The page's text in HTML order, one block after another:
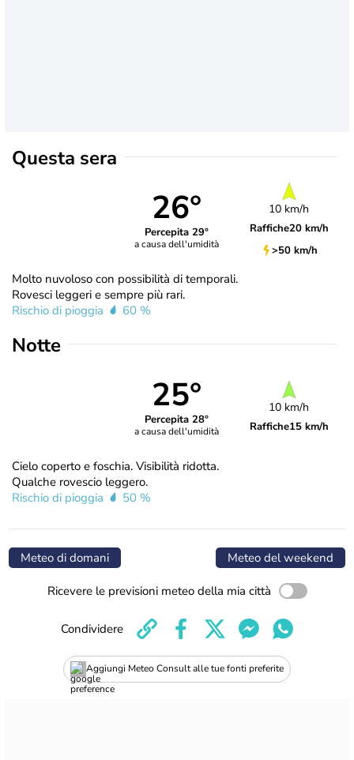
Questa sera
26°
Percepita 29°
a causa dell'umidità
10 km/h
Raffiche20 km/h
>50 km/h
Molto nuvoloso con possibilità di temporali.
Rovesci leggeri e sempre più rari.
Rischio di pioggia
60 %
Notte
25°
Percepita 28°
a causa dell'umidità
10 km/h
Raffiche15 km/h
Cielo coperto e foschia. Visibilità ridotta.
Qualche rovescio leggero.
Rischio di pioggia
50 %
Meteo di domani Meteo del weekend
Ricevere le previsioni meteo della mia città
Aggiungi Meteo Consult alle tue fonti preferite
Condividere